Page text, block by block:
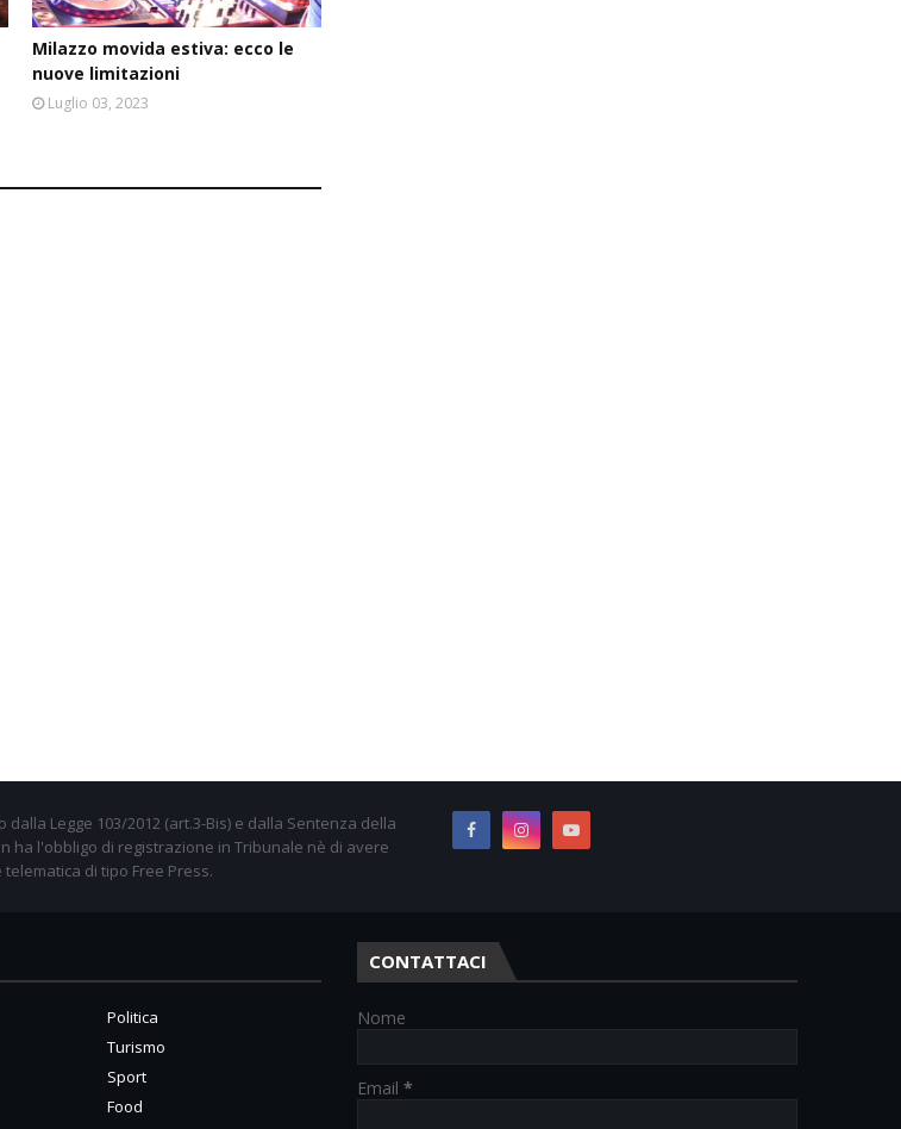
Milazzo movida estiva: ecco le
nuove limitazioni
Luglio 03, 2023
Legge 103/2012 (art.3-Bis) e dalla Sentenza della
ha l'obbligo di registrazione in Tribunale nè di avere
di tipo Free Press.
Politica
Turismo
Sport
Food
CONTATTACI
Nome
Email *